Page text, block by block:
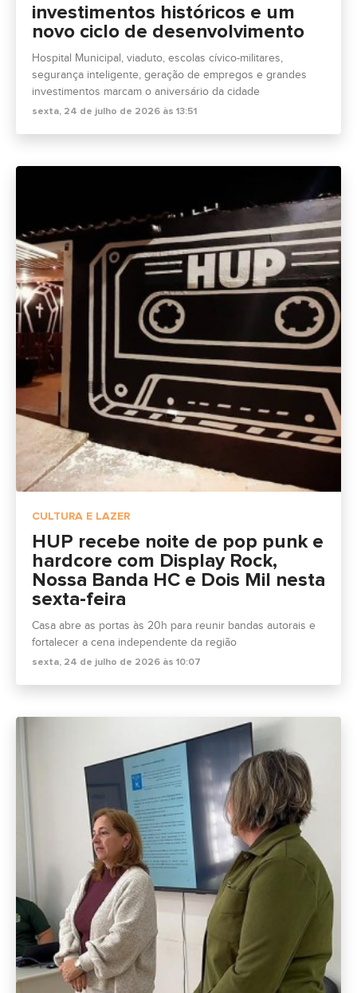
investimentos históricos e um
novo ciclo de desenvolvimento
Hospital Municipal, viaduto, escolas cívico-militares,
segurança inteligente, geração de empregos e grandes
investimentos marcam o aniversário da cidade
sexta, 24 de julho de 2026 às 13:51
CULTURA E LAZER
HUP recebe noite de pop punk e
hardcore com Display Rock,
Nossa Banda HC e Dois Mil nesta
sexta-feira
Casa abre as portas às 20h para reunir bandas autorais e
fortalecer a cena independente da região
sexta, 24 de julho de 2026 às 10:07